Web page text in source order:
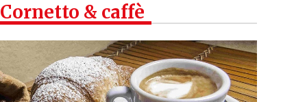
Cornetto & caffè